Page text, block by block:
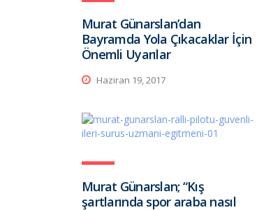
Murat Günarslan’dan
Bayramda Yola Çıkacaklar İçin
Önemli Uyarılar
Haziran 19, 2017
Murat Günarslan; “Kış
şartlarında spor araba nasıl